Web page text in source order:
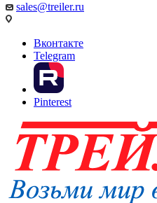
sales@treiler.ru
Вконтакте
Telegram
Pinterest